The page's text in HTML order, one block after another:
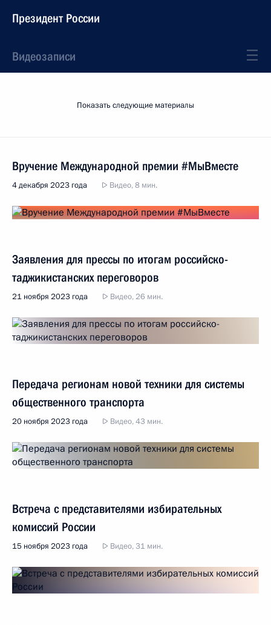
Президент России
Видеозаписи
Показать следующие материалы
Вручение Международной премии #МыВместе
4 декабря 2023 года Видео, 8 мин.
Заявления для прессы по итогам российско-
таджикистанских переговоров
21 ноября 2023 года Видео, 26 мин.
Передача регионам новой техники для системы
общественного транспорта
20 ноября 2023 года Видео, 43 мин.
Встреча с представителями избирательных
комиссий России
15 ноября 2023 года Видео, 31 мин.